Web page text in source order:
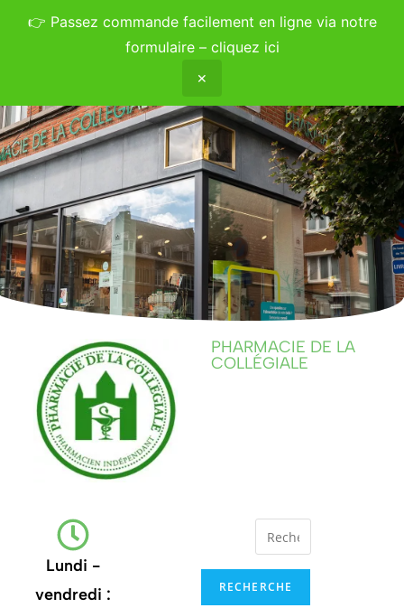
👉 Passez commande facilement en ligne via notre
formulaire – cliquez ici
✕
PHARMACIE DE LA
COLLÉGIALE
Lundi -
vendredi :
RECHERCHE